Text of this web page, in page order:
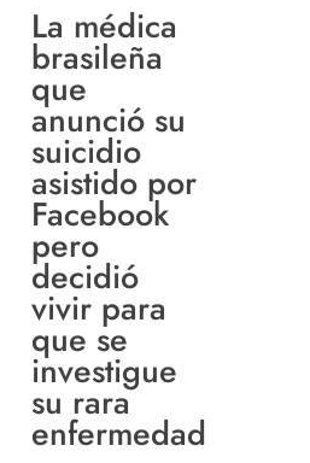
La médica
brasileña
que
anunció su
suicidio
asistido por
Facebook
pero
decidió
vivir para
que se
investigue
su rara
enfermedad